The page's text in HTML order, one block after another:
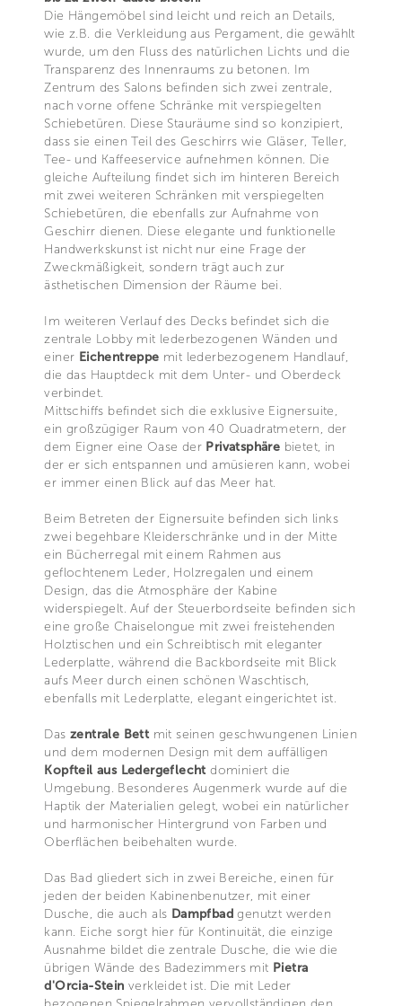
Die Hängemöbel sind leicht und reich an Details,
wie z.B. die Verkleidung aus Pergament, die gewählt
wurde, um den Fluss des natürlichen Lichts und die
Transparenz des Innenraums zu betonen. Im
Zentrum des Salons befinden sich zwei zentrale,
nach vorne offene Schränke mit verspiegelten
Schiebetüren. Diese Stauräume sind so konzipiert,
dass sie einen Teil des Geschirrs wie Gläser, Teller,
Tee- und Kaffeeservice aufnehmen können. Die
gleiche Aufteilung findet sich im hinteren Bereich
mit zwei weiteren Schränken mit verspiegelten
Schiebetüren, die ebenfalls zur Aufnahme von
Geschirr dienen. Diese elegante und funktionelle
Handwerkskunst ist nicht nur eine Frage der
Zweckmäßigkeit, sondern trägt auch zur
ästhetischen Dimension der Räume bei.
Im weiteren Verlauf des Decks befindet sich die
zentrale Lobby mit lederbezogenen Wänden und
einer Eichentreppe mit lederbezogenem Handlauf,
die das Hauptdeck mit dem Unter- und Oberdeck
verbindet.
Mittschiffs befindet sich die exklusive Eignersuite,
ein großzügiger Raum von 40 Quadratmetern, der
dem Eigner eine Oase der Privatsphäre bietet, in
der er sich entspannen und amüsieren kann, wobei
er immer einen Blick auf das Meer hat.
Beim Betreten der Eignersuite befinden sich links
zwei begehbare Kleiderschränke und in der Mitte
ein Bücherregal mit einem Rahmen aus
geflochtenem Leder, Holzregalen und einem
Design, das die Atmosphäre der Kabine
widerspiegelt. Auf der Steuerbordseite befinden sich
eine große Chaiselongue mit zwei freistehenden
Holztischen und ein Schreibtisch mit eleganter
Lederplatte, während die Backbordseite mit Blick
aufs Meer durch einen schönen Waschtisch,
ebenfalls mit Lederplatte, elegant eingerichtet ist.
Das zentrale Bett mit seinen geschwungenen Linien
und dem modernen Design mit dem auffälligen
Kopfteil aus Ledergeflechtdominiert die
Umgebung. Besonderes Augenmerk wurde auf die
Haptik der Materialien gelegt, wobei ein natürlicher
und harmonischer Hintergrund von Farben und
Oberflächen beibehalten wurde.
Das Bad gliedert sich in zwei Bereiche, einen für
jeden der beiden Kabinenbenutzer, mit einer
Dusche, die auch als Dampfbadgenutzt werden
kann. Eiche sorgt hier für Kontinuität, die einzige
Ausnahme bildet die zentrale Dusche, die wie die
übrigen Wände des Badezimmers mit Pietra
d'Orcia-Stein verkleidet ist. Die mit Leder